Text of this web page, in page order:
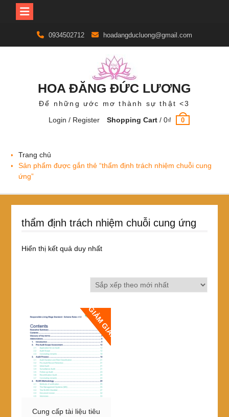
content
0934502712 hoadangducluong@gmail.com
HOA ĐĂNG ĐỨC LƯƠNG
Để những ước mơ thành sự thật <3
Login / Register
Shopping Cart /0₫ 0
Trang chủ
Sản phẩm được gắn thẻ “thẩm định trách nhiệm chuỗi cung
ứng”
thẩm định trách nhiệm chuỗi cung ứng
Hiển thị kết quả duy nhất
GIẢM GIÁ!
Cung cấp tài liệu tiêu